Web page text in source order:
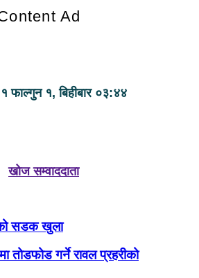
Ad
फाल्गुन १, बिहीबार ०३:४४
खोज सम्वाददाता
सडक खुला
तोडफोड गर्ने रावल प्रहरीको